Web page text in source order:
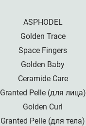
ASPHODEL
Golden Trace
Space Fingers
Golden Baby
Ceramide Care
Granted Pelle (для лица)
Golden Curl
Granted Pelle (для тела)